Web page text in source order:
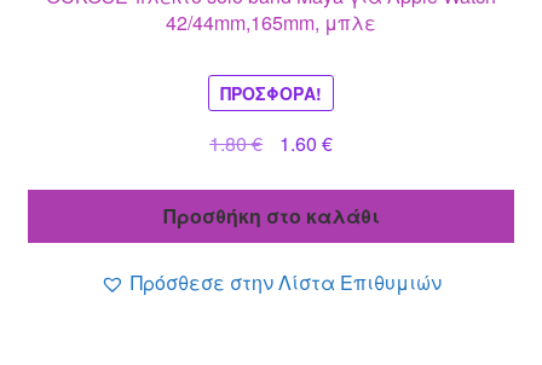
42/44mm,165mm, μπλε
ΠΡΟΣΦΟΡΆ!
1.80€
Original
1.80 €.
1.60 €Η
είναι:
Προσθήκη στο καλάθι
Πρόσθεσε στην Λίστα Επιθυμιών